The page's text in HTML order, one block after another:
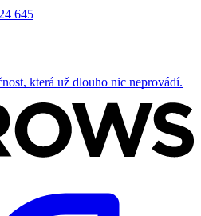
645
která už dlouho nic neprovádí.